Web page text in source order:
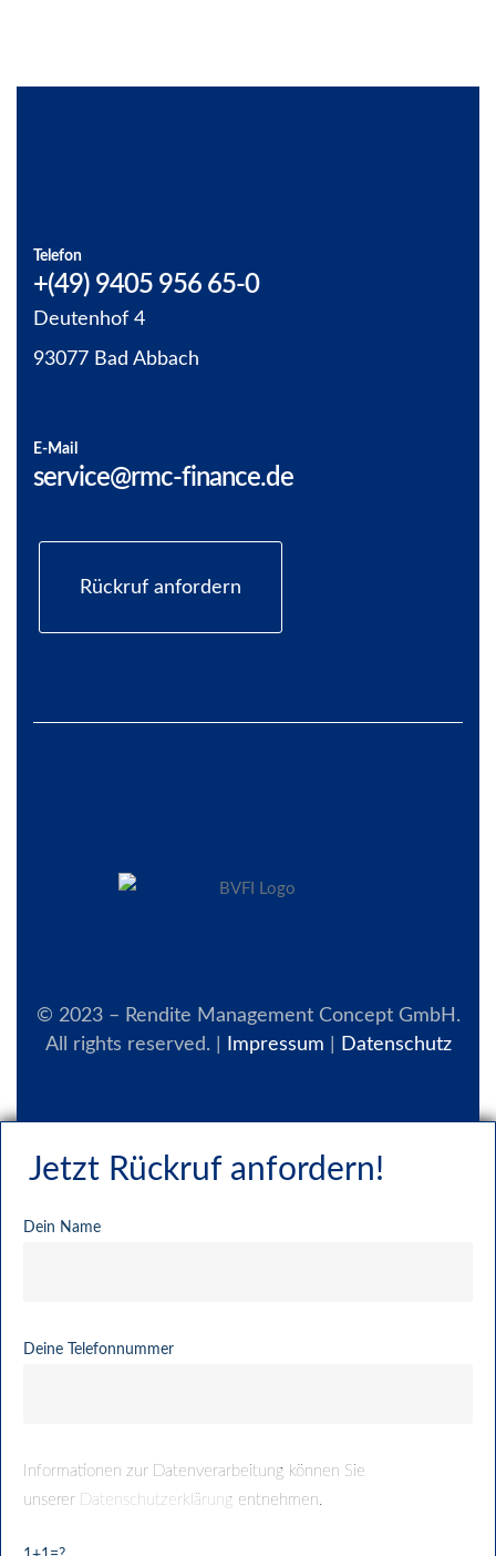
Telefon
+(49) 9405 956 65-0
Deutenhof 4
93077 Bad Abbach
E-Mail
service@rmc-finance.de
Rückruf anfordern
© 2023 – Rendite Management Concept GmbH.
All rights reserved. |
Impressum Datenschutz
Jetzt Rückruf anfordern!
Dein Name
Deine Telefonnummer
Informationen zur Datenverarbeitung können Sie
unserer Datenschutzerklärung entnehmen.